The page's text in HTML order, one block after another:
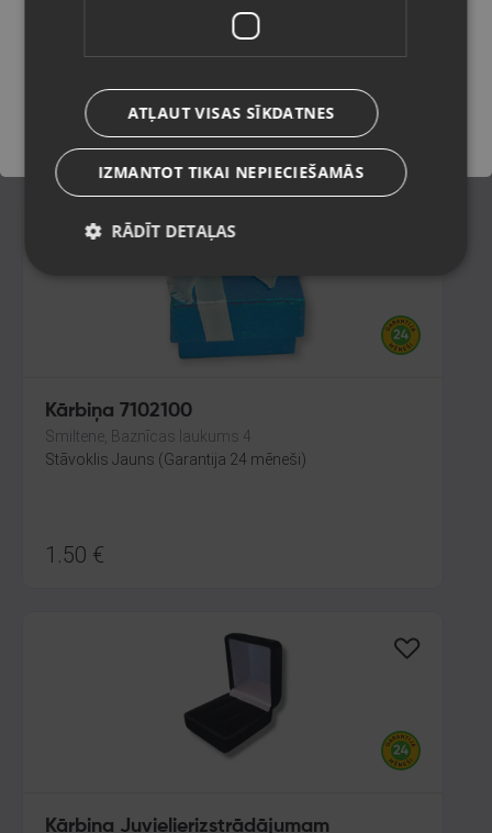
Stāvoklis Jauns (Garantija 24 mēneši)
€
Kārbiņa 7102100
Smiltene, Baznīcas laukums 4
Stāvoklis Jauns (Garantija 24 mēneši)
1.50 €
Kārbiņa Juvielierizstrādājumam
Saglabāt
ATĻAUT VISAS SĪKDATNES
IZMANTOT TIKAI NEPIECIEŠAMĀS
RĀDĪT DETAĻAS